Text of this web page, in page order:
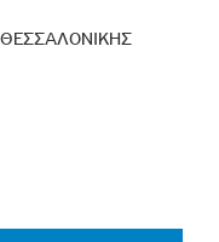
ΘΕΣΣΑΛΟΝΙΚΗΣ